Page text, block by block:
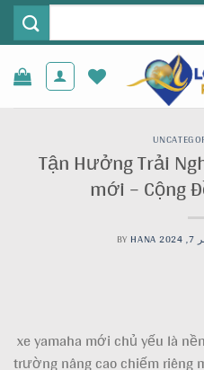
Tận Hưởng Trải
mới – Cộng
BY HANA
xe yamaha mới chủ yếu là
trường nâng cao chiếm riêng